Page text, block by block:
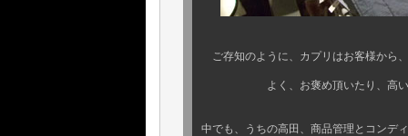
ご存知のように、カプリはお客様から
よく、お褒め頂いたり、高い信頼
中でも、うちの高田、商品管理とコンデ